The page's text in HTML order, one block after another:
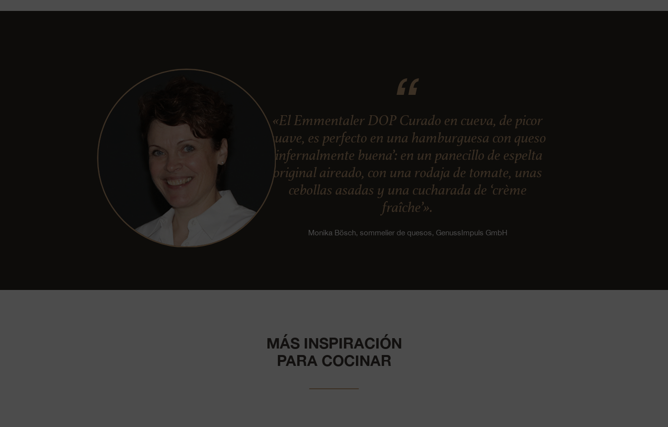
«El Emmentaler DOP Curado en cueva, de picor
suave, es perfecto en una hamburguesa con queso
‘infernalmente buena’: en un panecillo de espelta
original aireado, con una rodaja de tomate, unas
cebollas asadas y una cucharada de ‘crème
fraîche’».
Monika Bösch, sommelier de quesos, GenussImpuls GmbH
MÁS INSPIRACIÓN
PARA COCINAR